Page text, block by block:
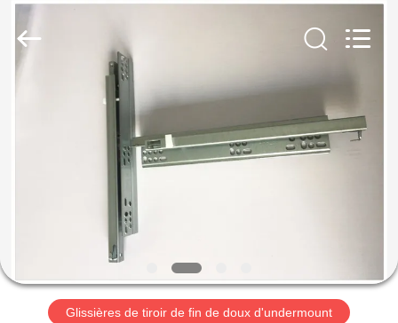
PRODUITS
AU
SUJET
HongFengDa
Hardware
Glissières de tiroir de fin de doux d'undermount